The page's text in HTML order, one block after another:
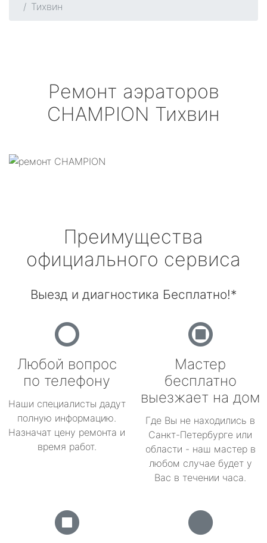
Тихвин
Ремонт аэраторов
CHAMPION Тихвин
Преимущества
официального сервиса
Выезд и диагностика Бесплатно!*
Любой вопрос
по телефону
Наши специалисты дадут
полную информацию.
Назначат цену ремонта и
время работ.
Мастер
бесплатно
выезжает на дом
Где Вы не находились в
Санкт-Петербурге или
области - наш мастер в
любом случае будет у
Вас в течении часа.